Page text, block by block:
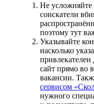
Не усложняйте
соискатели
поэтому тут
Указывайте
насколько
сайт прямо во
вакансии.
сервисом
нужного